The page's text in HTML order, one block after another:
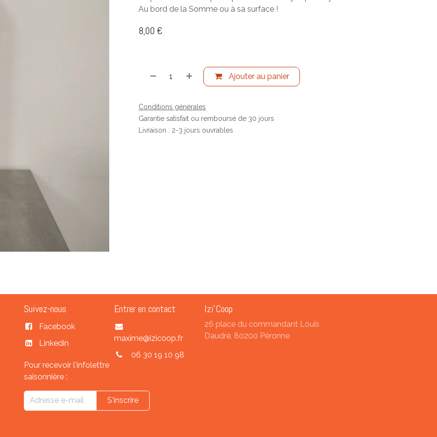
Au bord de la Somme ou à sa surface !
8,00 €
Ajouter au panier
Conditions générales
Garantie satisfait ou remboursé de 30 jours
Livraison : 2-3 jours ouvrables
Suivez-nous
Facebook
Linkedin
Pour recevoir l'infolettre
saisonnière :
S'inscrire
Entrer en contact
maxime@izicoop.fr
06 30 19 10 98
Izi'Coop
26 place du commandant Louis
Daudré, 80200 Péronne